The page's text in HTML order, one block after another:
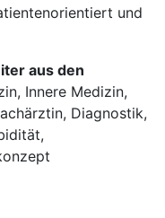
und
aus den
Innere Medizin,
Diagnostik,